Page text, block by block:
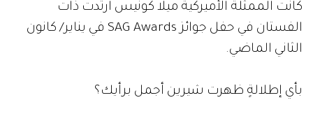
كانت الممثلة الأميركية ميلا كونيس ارتدت ذات
الفستان في حفل جوائز SAG Awards في يناير/ كانون
الثاني الماضي.
بأي إطلالةٍ ظهرت شيرين أجمل برأيك؟